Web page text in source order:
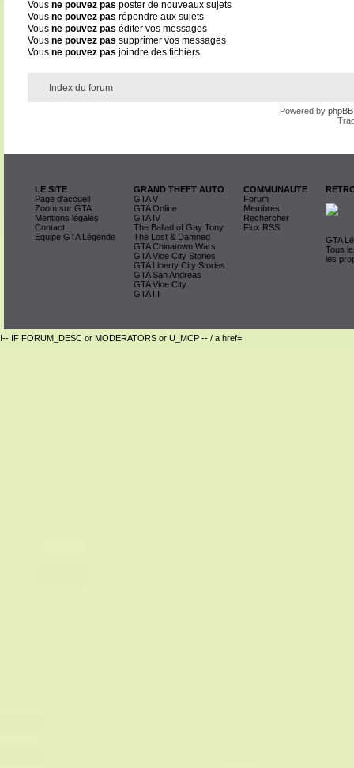
Vous ne pouvez pas poster de nouveaux sujets
Vous ne pouvez pas répondre aux sujets
Vous ne pouvez pas éditer vos messages
Vous ne pouvez pas supprimer vos messages
Vous ne pouvez pas joindre des fichiers
Index du forum
Powered by phpBB
LE SITE
Page d'accueil
Zoom sur GTA
Mentions légales
Contact
Equipe GTA Légende
GRAND THEFT AUTO
GTA V
GTA Online
GTA IV
The Ballad of Gay Tony
The Lost & Damned
GTA Chinatown Wars
GTA Vice City Stories
GTA Liberty City Stories
GTA San Andreas
GTA Vice City
GTA III
COMMUNAUTE
Forum
Membres
Rechercher
Flux RSS
GTA
Tous
les
!-- IF FORUM_DESC or MODERATORS or U_MCP -- / a href=